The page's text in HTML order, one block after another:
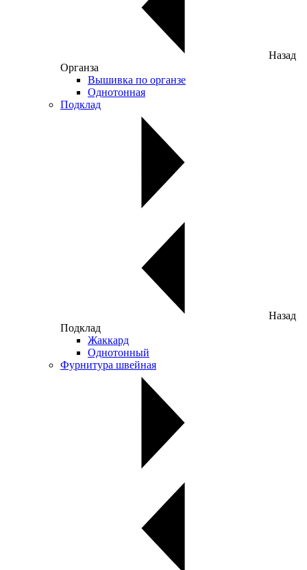
Назад
Органза
Вышивка по органзе
Однотонная
Подклад
Назад
Подклад
Жаккард
Однотонный
Фурнитура швейная